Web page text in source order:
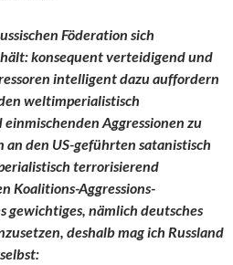
Föderation sich
konsequent verteidigend und
intelligent dazu auffordern
weltimperialistisch
Aggressionen zu
an den US-geführten satanistisch
terrorisierend
Koalitions-Aggressions-
gewichtiges, nämlich deutsches
deshalb mag ich Russland